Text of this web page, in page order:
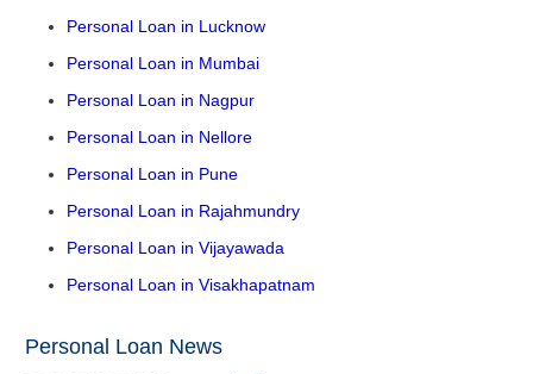
Personal Loan in Lucknow
Personal Loan in Mumbai
Personal Loan in Nagpur
Personal Loan in Nellore
Personal Loan in Pune
Personal Loan in Rajahmundry
Personal Loan in Vijayawada
Personal Loan in Visakhapatnam
Personal Loan News